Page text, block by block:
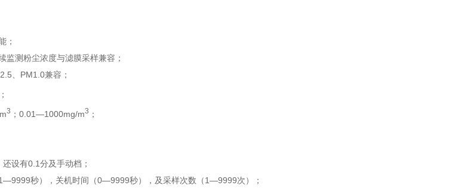
；
监测粉尘浓度与滤膜采样兼容；
、PM1.0兼容；
；
3 ；0.01―1000mg/m3 ；
设有0.1分及手动档；
秒），关机时间（0―9999秒），及采样次数（1―9999次）；